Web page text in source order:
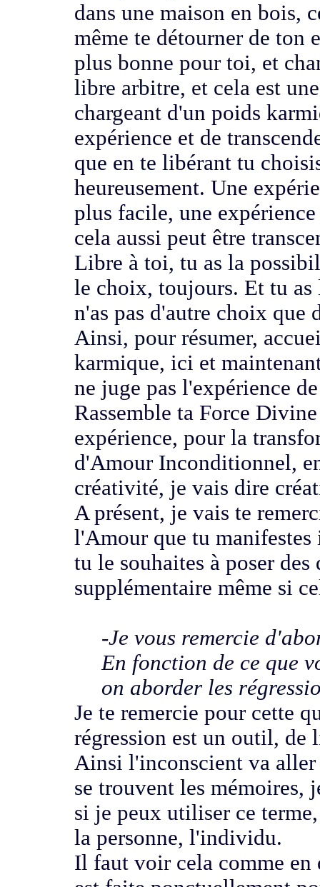
dans une maison en bois,
même te détourner de ton
plus bonne pour toi, et
libre arbitre, et cela est
chargeant d'un poids
expérience et de
que en te libérant tu
heureusement. Une
plus facile, une
cela aussipeut être
Libre à toi, tu as la
le choix, toujours. Et tu
n'as pas d'autre choix que
Ainsi, pour résumer,
karmique, ici et
ne juge pas l'expérience
Rassemble ta Force
expérience, pour la
d'Amour Inconditionnel,
créativité, je vais dire
A présent, je vais te
l'Amour que tu manifestes
tu le souhaites à poser
supplémentaire même si
-Je vous remercie
En fonction de ce que
on aborder les
Je te remercie pour cette
régression est un outil, de
Ainsi l'inconscient va
se trouvent les mémoires,
si je peux utiliser ce terme,
la personne,l'individu.
Il faut voir cela comme